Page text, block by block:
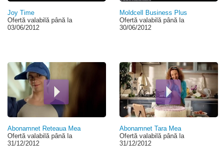
Joy Time
Ofertă valabilă până la
03/06/2012
Moldcell Business Plus
Ofertă valabilă până la
30/06/2012
Abonamnet Reteaua Mea
Ofertă valabilă până la
31/12/2012
Abonamnet Tara Mea
Ofertă valabilă până la
31/12/2012